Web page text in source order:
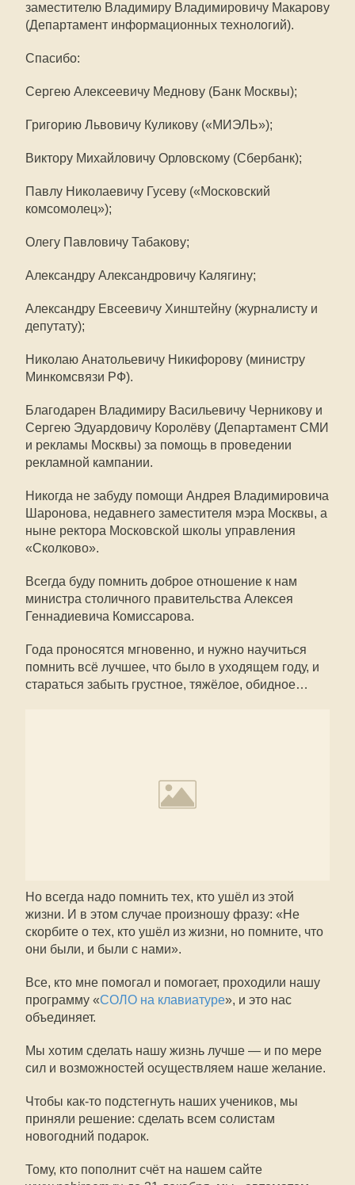
заместителю Владимиру Владимировичу Макарову
(Департамент информационных технологий).
Спасибо:
Сергею Алексеевичу Меднову (Банк Москвы);
Григорию Львовичу Куликову («МИЭЛЬ»);
Виктору Михайловичу Орловскому (Сбербанк);
Павлу Николаевичу Гусеву («Московский
комсомолец»);
Олегу Павловичу Табакову;
Александру Александровичу Калягину;
Александру Евсеевичу Хинштейну (журналисту и
депутату);
Николаю Анатольевичу Никифорову (министру
Минкомсвязи РФ).
Благодарен Владимиру Васильевичу Черникову и
Сергею Эдуардовичу Королёву (Департамент СМИ
и рекламы Москвы) за помощь в проведении
рекламной кампании.
Никогда не забуду помощи Андрея Владимировича
Шаронова, недавнего заместителя мэра Москвы, а
ныне ректора Московской школы управления
«Сколково».
Всегда буду помнить доброе отношение к нам
министра столичного правительства Алексея
Геннадиевича Комиссарова.
Года проносятся мгновенно, и нужно научиться
помнить всё лучшее, что было в уходящем году, и
стараться забыть грустное, тяжёлое, обидное…
Но всегда надо помнить тех, кто ушёл из этой
жизни. И в этом случае произношу фразу: «Не
скорбите о тех, кто ушёл из жизни, но помните, что
они были, и были с нами».
Все, кто мне помогал и помогает, проходили нашу
программу «СОЛО на клавиатуре», и это нас
объединяет.
Мы хотим сделать нашу жизнь лучше — и по мере
сил и возможностей осуществляем наше желание.
Чтобы как-то подстегнуть наших учеников, мы
приняли решение: сделать всем солистам
новогодний подарок.
Тому, кто пополнит счёт на нашем сайте